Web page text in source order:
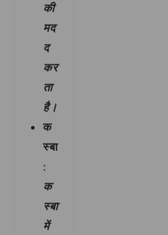
की
मद
द
कर
ता
है।
क
स्बा
:
क
स्बा
में